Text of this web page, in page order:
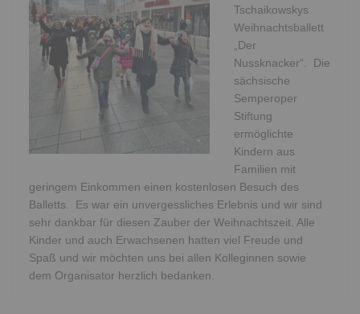
Tschaikowskys
Weihnachtsballett
„Der
Nussknacker“. Die
sächsische
Semperoper
Stiftung
ermöglichte
Kindern aus
Familien mit
geringem Einkommen einen kostenlosen Besuch des
Balletts. Es war ein unvergessliches Erlebnis und wir sind
sehr dankbar für diesen Zauber der Weihnachtszeit. Alle
Kinder und auch Erwachsenen hatten viel Freude und
Spaß und wir möchten uns bei allen Kolleginnen sowie
dem Organisator herzlich bedanken.